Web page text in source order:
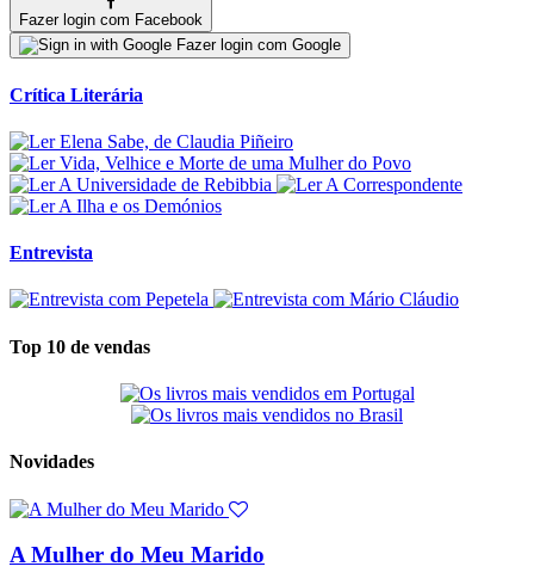
Fazer login com Facebook
Fazer login com Google
Crítica Literária
Entrevista
Top 10 de vendas
Novidades
A Mulher do Meu Marido